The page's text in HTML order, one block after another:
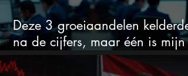
Deze 3 groeiaandelen
na de cijfers, maar één is mijn
duidelijke favoriet